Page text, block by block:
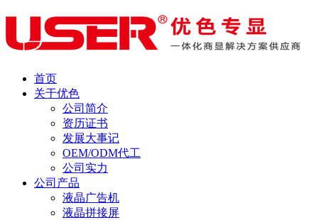
首页
关于优色
公司简介
资历证书
发展大事记
OEM/ODM代工
公司实力
公司产品
液晶广告机
液晶拼接屏